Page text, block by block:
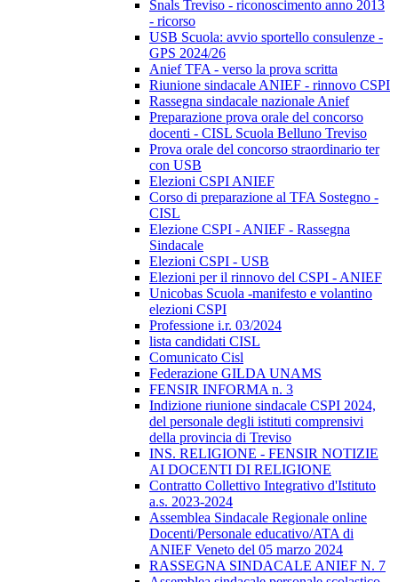
Snals Treviso - riconoscimento anno 2013
- ricorso
USB Scuola: avvio sportello consulenze -
GPS 2024/26
Anief TFA - verso la prova scritta
Riunione sindacale ANIEF - rinnovo CSPI
Rassegna sindacale nazionale Anief
Preparazione prova orale del concorso
docenti - CISL Scuola Belluno Treviso
Prova orale del concorso straordinario ter
con USB
Elezioni CSPI ANIEF
Corso di preparazione al TFA Sostegno -
CISL
Elezione CSPI - ANIEF - Rassegna
Sindacale
Elezioni CSPI - USB
Elezioni per il rinnovo del CSPI - ANIEF
Unicobas Scuola -manifesto e volantino
elezioni CSPI
Professione i.r. 03/2024
lista candidati CISL
Comunicato Cisl
Federazione GILDA UNAMS
FENSIR INFORMA n. 3
Indizione riunione sindacale CSPI 2024,
del personale degli istituti comprensivi
della provincia di Treviso
INS. RELIGIONE - FENSIR NOTIZIE
AI DOCENTI DI RELIGIONE
Contratto Collettivo Integrativo d'Istituto
a.s. 2023-2024
Assemblea Sindacale Regionale online
Docenti/Personale educativo/ATA di
ANIEF Veneto del 05 marzo 2024
RASSEGNA SINDACALE ANIEF N. 7